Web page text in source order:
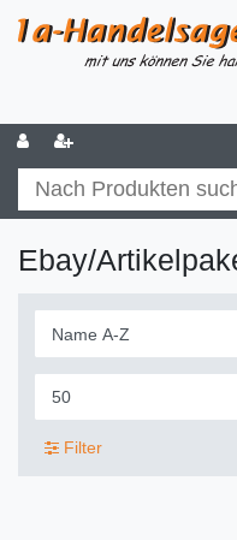
Ebay/
Filter